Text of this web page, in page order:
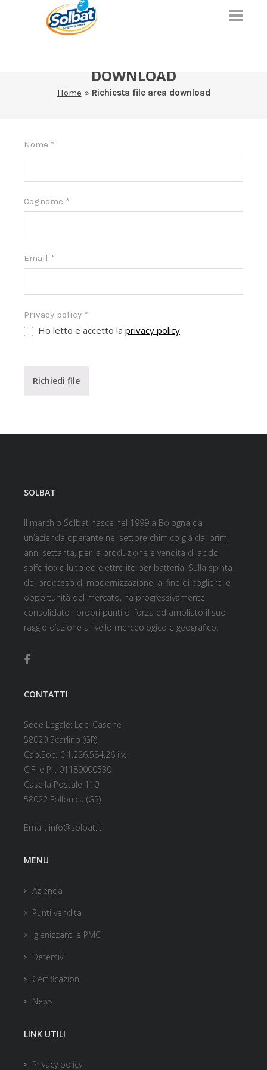
DOWNLOAD
Home » Richiesta file area download
Area
Nome *
Cognome *
Email *
Privacy policy *
Ho letto e accetto la privacy policy
Richiedi file
SOLBAT
Il marchio Solbat nasce nel 1999 a Bologna da
un’azienda operante nel settore chimico già dai primi
anni settanta, per la produzione e vendita di acido
solforico diluito ed elettrolito per batteria. Sulla spinta
del processo di modernizzazione, al fine di cogliere le
opportunità del mercato, ha progressivamente
consolidato i propri punti di forza ed ampliato il suo
raggio d’azione a livello merceologico e geografico.
CONTATTI
Sede Legale: Loc. Casone
58020 Scarlino (GR)
Cap.Soc. € 1.226.584,26 i.v.
C.F. e P.I. 01189000530
Casella Postale 110
58022 Follonica (GR)
Email: info@solbat.it
MENU
Azienda
Punti vendita
Igienizzanti e PMC
Detersivi
Certificazioni
News
LINK UTILI
Privacy policy